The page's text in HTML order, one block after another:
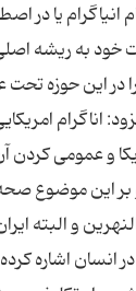
یا در
به ریشه اصلی
در این حوزه
اناگرام
و عمومی
بر این موضوع
و البته
انسان اشاره